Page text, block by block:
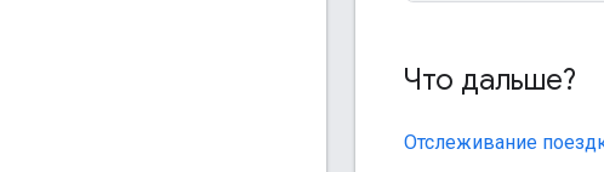
Что дальше?
Отслеживание